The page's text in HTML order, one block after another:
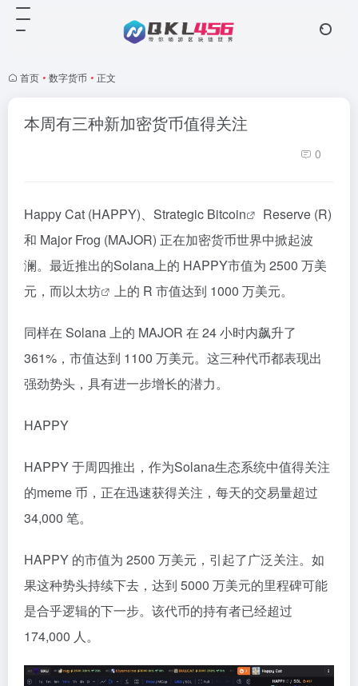
首页 • 数字货币 • 正文
本周有三种新加密货币值得关注
0
Happy Cat (HAPPY)、Strategic Bitcoin
Reserve (R)
和 Major Frog (MAJOR) 正在加密货币世界中掀起波
澜。最近推出的Solana上的 HAPPY市值为 2500 万美
元，而以太坊 上的 R 市值达到 1000 万美元。
同样在 Solana 上的 MAJOR 在 24 小时内飙升了
361%，市值达到 1100 万美元。这三种代币都表现出
强劲势头，具有进一步增长的潜力。
HAPPY
HAPPY 于周四推出，作为Solana生态系统中值得关注
的meme 币，正在迅速获得关注，每天的交易量超过
34,000 笔。
HAPPY 的市值为 2500 万美元，引起了广泛关注。如
果这种势头持续下去，达到 5000 万美元的里程碑可能
是合乎逻辑的下一步。该代币的持有者已经超过
174,000 人。